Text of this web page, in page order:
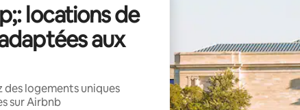
locations de
aux
des logements uniques
sur Airbnb